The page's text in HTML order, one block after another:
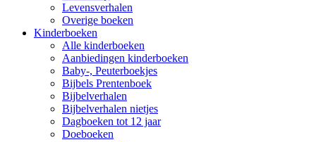
Levensverhalen
Overige boeken
Kinderboeken
Alle kinderboeken
Aanbiedingen kinderboeken
Baby-, Peuterboekjes
Bijbels Prentenboek
Bijbelverhalen
Bijbelverhalen nietjes
Dagboeken tot 12 jaar
Doeboeken